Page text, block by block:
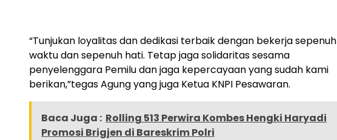
“Tunjukan loyalitas dan dedikasi terbaik dengan bekerja sepenuh
waktu dan sepenuh hati. Tetap jaga solidaritas sesama
penyelenggara Pemilu dan jaga kepercayaan yang sudah kami
berikan,”tegas Agung yang juga Ketua KNPI Pesawaran.
Baca Juga : Rolling 513 Perwira Kombes Hengki Haryadi
Promosi Brigjen di Bareskrim Polri